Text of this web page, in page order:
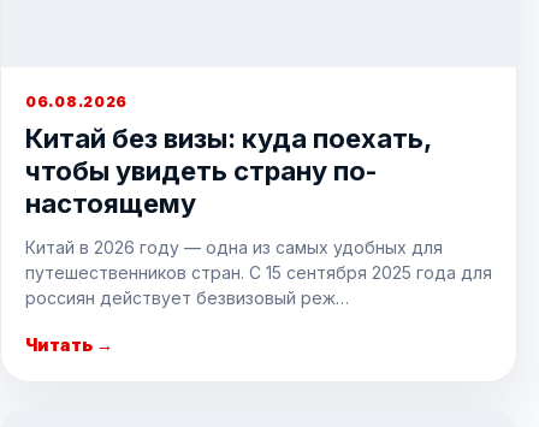
06.08.2026
Китай без визы: куда поехать,
чтобы увидеть страну по-
настоящему
Китай в 2026 году — одна из самых удобных для
путешественников стран. С 15 сентября 2025 года для
россиян действует безвизовый реж…
Читать →